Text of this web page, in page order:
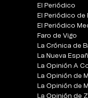
El Periódico
El Periódico de
El Periódico
Faro de Vigo
La Crónica de
La Nueva
La Opinión A
La Opinión de
La Opinión de
La Opinión de